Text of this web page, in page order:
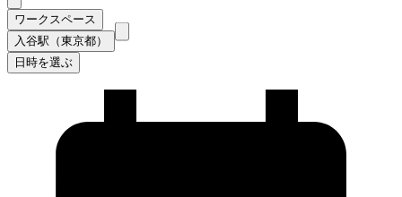
ワークスペース
入谷駅（東京都）
日時を選ぶ